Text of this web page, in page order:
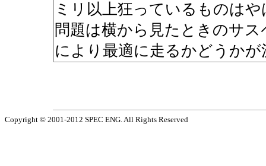
ミリ以上狂っているものは
問題は横から見たときのサ
により最適に走るかどうか
Copyright © 2001-2012 SPEC ENG. All Rights Reserved